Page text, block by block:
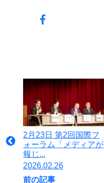
2月23日 第2回国際フ
ォーラム「メディアが
報じ...
2026.02.26
前の記事